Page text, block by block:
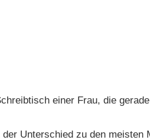
einer Frau, die
Unterschied zu den meisten